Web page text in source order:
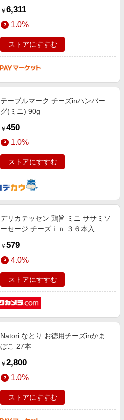
￥ 6,311
1.0%
ストアにすすむ
テーブルマーク チーズinハンバー
グ(ミニ) 90g
￥ 450
1.0%
ストアにすすむ
デリカテッセン 鶏旨 ミニ ササミソ
ーセージ チーズｉｎ ３６本入
￥ 579
4.0%
ストアにすすむ
Natori なとり お徳用チーズinかま
ぼこ 27本
￥ 2,800
1.0%
ストアにすすむ